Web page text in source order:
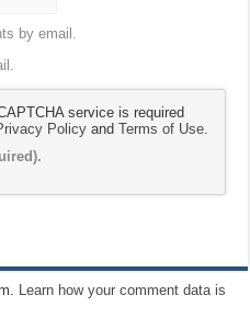
by email.
service is required
Policy andTerms of Use
Learn how your comment data is